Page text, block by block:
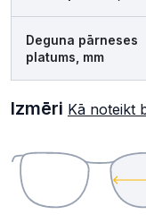
Deguna pārneses
platums, mm
Izmēri Kā noteikt